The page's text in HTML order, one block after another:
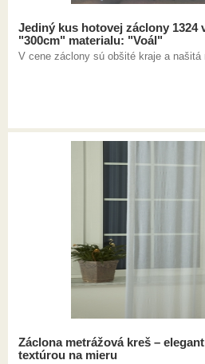
Jediný kus hotovej záclony 1324
"300cm" materialu: "Voál"
V cene záclony sú obšité kraje a našitá
Záclona metrážová kreš –
textúrou na mieru